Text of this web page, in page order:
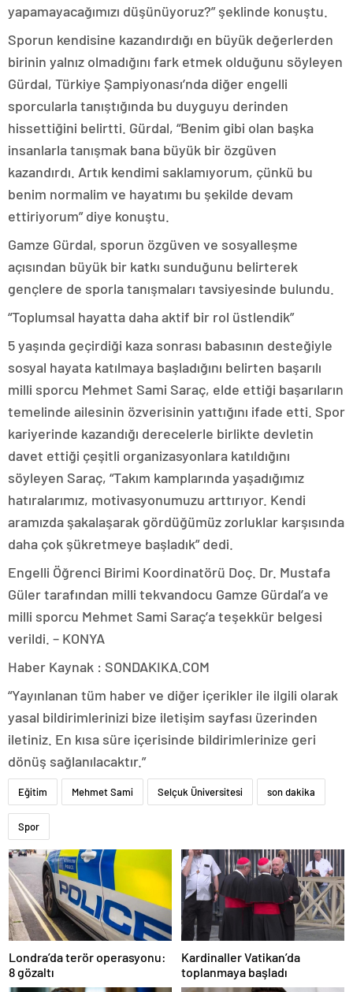
yapamayacağımızı düşünüyoruz?” şeklinde konuştu.
Sporun kendisine kazandırdığı en büyük değerlerden
birinin yalnız olmadığını fark etmek olduğunu söyleyen
Gürdal, Türkiye Şampiyonası’nda diğer engelli
sporcularla tanıştığında bu duyguyu derinden
hissettiğini belirtti. Gürdal, “Benim gibi olan başka
insanlarla tanışmak bana büyük bir özgüven
kazandırdı. Artık kendimi saklamıyorum, çünkü bu
benim normalim ve hayatımı bu şekilde devam
ettiriyorum” diye konuştu.
Gamze Gürdal, sporun özgüven ve sosyalleşme
açısından büyük bir katkı sunduğunu belirterek
gençlere de sporla tanışmaları tavsiyesinde bulundu.
“Toplumsal hayatta daha aktif bir rol üstlendik”
5 yaşında geçirdiği kaza sonrası babasının desteğiyle
sosyal hayata katılmaya başladığını belirten başarılı
milli sporcu Mehmet Sami Saraç, elde ettiği başarıların
temelinde ailesinin özverisinin yattığını ifade etti. Spor
kariyerinde kazandığı derecelerle birlikte devletin
davet ettiği çeşitli organizasyonlara katıldığını
söyleyen Saraç, “Takım kamplarında yaşadığımız
hatıralarımız, motivasyonumuzu arttırıyor. Kendi
aramızda şakalaşarak gördüğümüz zorluklar karşısında
daha çok şükretmeye başladık” dedi.
Engelli Öğrenci Birimi Koordinatörü Doç. Dr. Mustafa
Güler tarafından milli tekvandocu Gamze Gürdal’a ve
milli sporcu Mehmet Sami Saraç’a teşekkür belgesi
verildi. – KONYA
Haber Kaynak : SONDAKIKA.COM
“Yayınlanan tüm haber ve diğer içerikler ile ilgili olarak
yasal bildirimlerinizi bize iletişim sayfası üzerinden
iletiniz. En kısa süre içerisinde bildirimlerinize geri
dönüş sağlanılacaktır.”
Eğitim Mehmet Sami Selçuk Üniversitesi son dakika
Spor
Londra’da terör operasyonu:
8 gözaltı
Kardinaller Vatikan’da
toplanmaya başladı